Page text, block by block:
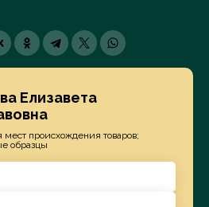
Елизавета
происхождения товаров;
образцы